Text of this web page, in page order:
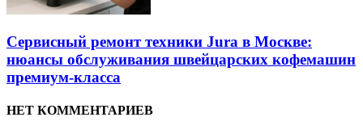
Сервисный ремонт техники Jura в Москве:
нюансы обслуживания швейцарских кофемашин
премиум-класса
НЕТ КОММЕНТАРИЕВ